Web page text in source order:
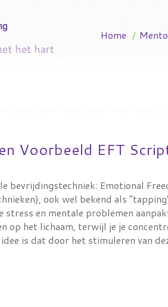
Home /
Voorbeeld EFT
bevrijdingstechniek: Emotional
ook wel bekend als
stress en mentale problemen
op het lichaam, terwijl je je
is dat door het stimuleren van